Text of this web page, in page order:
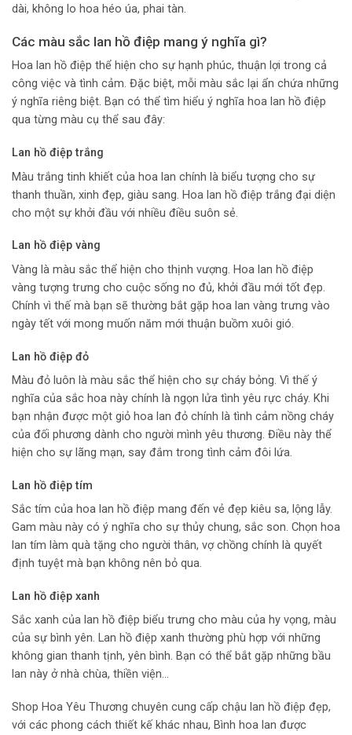
dài, không lo hoa héo úa, phai tàn.
Các màu sắc lan hồ điệp mang ý nghĩa gì?
Hoa lan hồ điệp thể hiện cho sự hạnh phúc, thuận lợi trong cả
công việc và tình cảm. Đặc biệt, mỗi màu sắc lại ẩn chứa những
ý nghĩa riêng biệt. Bạn có thể tìm hiểu ý nghĩa hoa lan hồ điệp
qua từng màu cụ thể sau đây:
Lan hồ điệp trắng
Màu trắng tinh khiết của hoa lan chính là biểu tượng cho sự
thanh thuần, xinh đẹp, giàu sang. Hoa lan hồ điệp trắng đại diện
cho một sự khởi đầu với nhiều điều suôn sẻ.
Lan hồ điệp vàng
Vàng là màu sắc thể hiện cho thịnh vượng. Hoa lan hồ điệp
vàng tượng trưng cho cuộc sống no đủ, khởi đầu mới tốt đẹp.
Chính vì thế mà bạn sẽ thường bắt gặp hoa lan vàng trưng vào
ngày tết với mong muốn năm mới thuận buồm xuôi gió.
Lan hồ điệp đỏ
Màu đỏ luôn là màu sắc thể hiện cho sự cháy bỏng. Vì thế ý
nghĩa của sắc hoa này chính là ngọn lửa tình yêu rực cháy. Khi
bạn nhận được một giỏ hoa lan đỏ chính là tình cảm nồng cháy
của đối phương dành cho người mình yêu thương. Điều này thể
hiện cho sự lãng mạn, say đắm trong tình cảm đôi lứa.
Lan hồ điệp tím
Sắc tím của hoa lan hồ điệp mang đến vẻ đẹp kiêu sa, lộng lẫy.
Gam màu này có ý nghĩa cho sự thủy chung, sắc son. Chọn hoa
lan tím làm quà tặng cho người thân, vợ chồng chính là quyết
định tuyệt mà bạn không nên bỏ qua.
Lan hồ điệp xanh
Sắc xanh của lan hồ điệp biểu trưng cho màu của hy vọng, màu
của sự bình yên. Lan hồ điệp xanh thường phù hợp với những
không gian thanh tịnh, yên bình. Bạn có thể bắt gặp những bầu
lan này ở nhà chùa, thiền viện…
Shop Hoa Yêu Thương chuyên cung cấp chậu lan hồ điệp đẹp,
với các phong cách thiết kế khác nhau, Bình hoa lan được